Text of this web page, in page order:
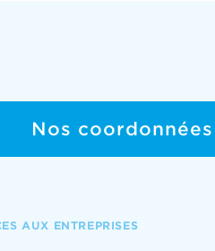
Nos coordonnées
AUX ENTREPRISES